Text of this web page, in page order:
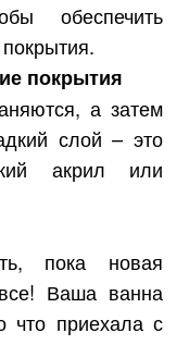
обеспечить
покрытия
а затем
слой – это
акрил или
пока новая
Ваша ванна
что приехала с